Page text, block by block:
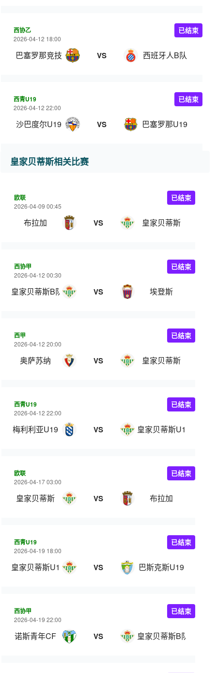
西协乙
2026-04-12 18:00
巴塞罗那竞技 VS 西班牙人B队
已结束
西青U19
2026-04-12 22:00
沙巴度尔U19 VS 巴塞罗那U19
已结束
皇家贝蒂斯相关比赛
欧联
2026-04-09 00:45
布拉加 VS 皇家贝蒂斯
已结束
西协甲
2026-04-12 00:30
皇家贝蒂斯B队 VS 埃登斯
已结束
西甲
2026-04-12 20:00
奥萨苏纳 VS 皇家贝蒂斯
已结束
西青U19
2026-04-12 22:00
梅利利亚U19 VS 皇家贝蒂斯U19
已结束
欧联
2026-04-17 03:00
皇家贝蒂斯 VS 布拉加
已结束
西青U19
2026-04-19 18:00
皇家贝蒂斯U19 VS 巴斯克斯U19
已结束
西协甲
2026-04-19 22:00
诺斯青年CF VS 皇家贝蒂斯B队
已结束